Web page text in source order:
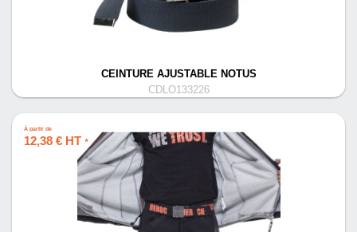
CEINTURE AJUSTABLE NOTUS
CDLO133226
À partir de
12,38 € HT *